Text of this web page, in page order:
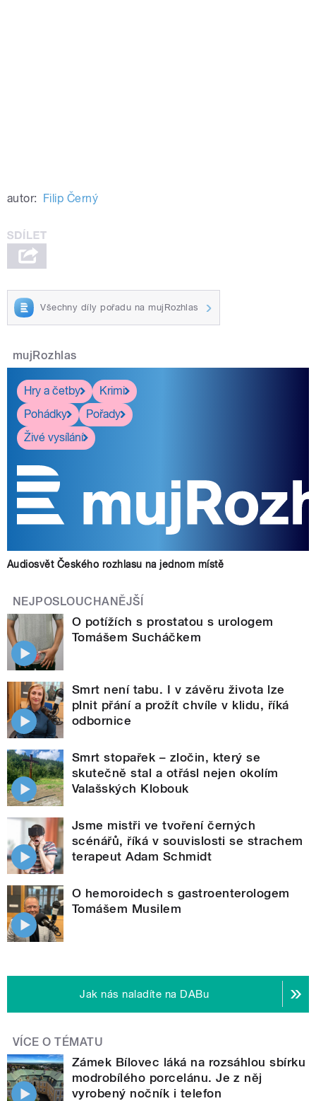
autor: Filip Černý
Všechny díly pořadu na mujRozhlas
mujRozhlas
Hry a četby
Krimi
Pohádky
Pořady
Živé vysílání
Audiosvět Českého rozhlasu na jednom místě
NEJPOSLOUCHANĚJŠÍ
O potížích s prostatou s urologem
Tomášem Sucháčkem
Smrt není tabu. I v závěru života lze
plnit přání a prožít chvíle v klidu, říká
odbornice
Smrt stopařek – zločin, který se
skutečně stal a otřásl nejen okolím
Valašských Klobouk
Jsme mistři ve tvoření černých
scénářů, říká v souvislosti se strachem
terapeut Adam Schmidt
O hemoroidech s gastroenterologem
Tomášem Musilem
Jak nás naladíte na DABu
VÍCE O TÉMATU
Zámek Bílovec láká na rozsáhlou sbírku
modrobílého porcelánu. Je z něj
vyrobený nočník i telefon